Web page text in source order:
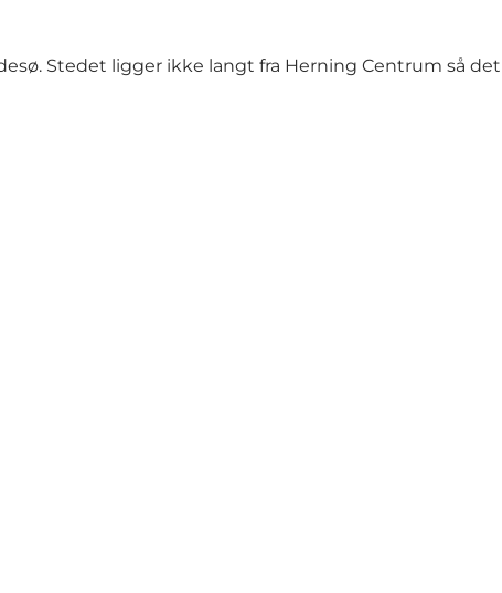
Stedet ligger ikke langt fra Herning Centrum så